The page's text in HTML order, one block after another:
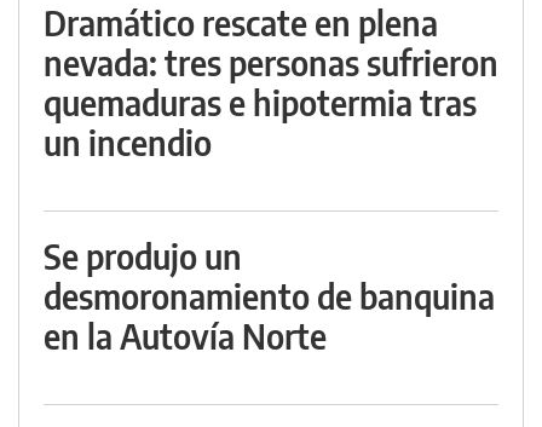
Dramático rescate en plena
nevada: tres personas sufrieron
quemaduras e hipotermia tras
un incendio
Se produjo un
desmoronamiento de banquina
en la Autovía Norte